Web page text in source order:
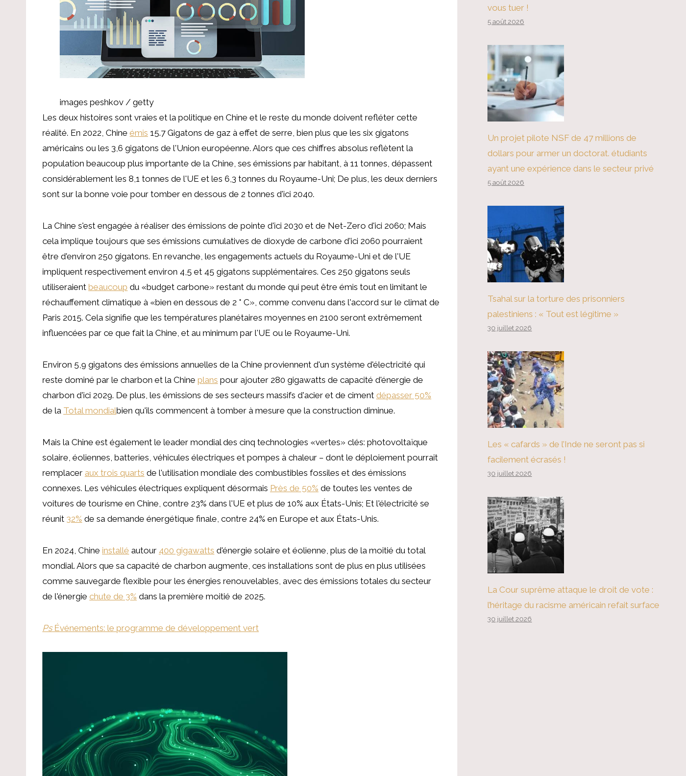
images peshkov / getty
Les deux histoires sont vraies et la politique en Chine et le reste du monde doivent refléter cette
réalité. En 2022, Chine émis 15.7 Gigatons de gaz à effet de serre, bien plus que les six gigatons
américains ou les 3,6 gigatons de l'Union européenne. Alors que ces chiffres absolus reflètent la
population beaucoup plus importante de la Chine, ses émissions par habitant, à 11 tonnes, dépassent
considérablement les 8,1 tonnes de l'UE et les 6,3 tonnes du Royaume-Uni; De plus, les deux derniers
sont sur la bonne voie pour tomber en dessous de 2 tonnes d'ici 2040.
La Chine s'est engagée à réaliser des émissions de pointe d'ici 2030 et de Net-Zero d'ici 2060; Mais
cela implique toujours que ses émissions cumulatives de dioxyde de carbone d'ici 2060 pourraient
être d'environ 250 gigatons. En revanche, les engagements actuels du Royaume-Uni et de l'UE
impliquent respectivement environ 4,5 et 45 gigatons supplémentaires. Ces 250 gigatons seuls
utiliseraient beaucoup du «budget carbone» restant du monde qui peut être émis tout en limitant le
réchauffement climatique à «bien en dessous de 2 ° C», comme convenu dans l'accord sur le climat de
Paris 2015. Cela signifie que les températures planétaires moyennes en 2100 seront extrêmement
influencées par ce que fait la Chine, et au minimum par l'UE ou le Royaume-Uni.
Environ 5,9 gigatons des émissions annuelles de la Chine proviennent d'un système d'électricité qui
reste dominé par le charbon et la Chine plans pour ajouter 280 gigawatts de capacité d'énergie de
charbon d'ici 2029. De plus, les émissions de ses secteurs massifs d'acier et de ciment dépasser 50%
de la Total mondialbien qu'ils commencent à tomber à mesure que la construction diminue.
Mais la Chine est également le leader mondial des cinq technologies «vertes» clés: photovoltaïque
solaire, éoliennes, batteries, véhicules électriques et pompes à chaleur – dont le déploiement pourrait
remplacer aux trois quarts de l'utilisation mondiale des combustibles fossiles et des émissions
connexes. Les véhicules électriques expliquent désormais Près de 50% de toutes les ventes de
voitures de tourisme en Chine, contre 23% dans l'UE et plus de 10% aux États-Unis; Et l'électricité se
réunit 32% de sa demande énergétique finale, contre 24% en Europe et aux États-Unis.
En 2024, Chine installé autour 400 gigawatts d'énergie solaire et éolienne, plus de la moitié du total
mondial. Alors que sa capacité de charbon augmente, ces installations sont de plus en plus utilisées
comme sauvegarde flexible pour les énergies renouvelables, avec des émissions totales du secteur
de l'énergie chute de 3% dans la première moitié de 2025.
PsÉvénements: le programme de développement vert
vous tuer !
5 août 2026
Un projet pilote NSF de 47 millions de
dollars pour armer un doctorat. étudiants
ayant une expérience dans le secteur privé
5 août 2026
Tsahal sur la torture des prisonniers
palestiniens : « Tout est légitime »
30 juillet 2026
Les « cafards » de l’Inde ne seront pas si
facilement écrasés !
30 juillet 2026
La Cour suprême attaque le droit de vote :
l’héritage du racisme américain refait surface
30 juillet 2026